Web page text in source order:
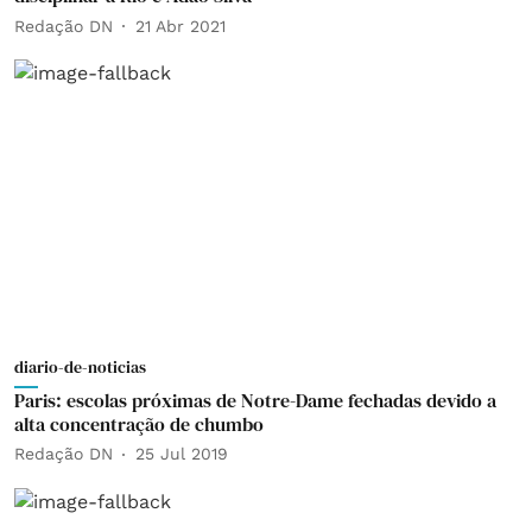
Redação DN 21 Abr 2021
diario-de-noticias
Paris: escolas próximas de Notre-Dame fechadas devido a
alta concentração de chumbo
Redação DN 25 Jul 2019